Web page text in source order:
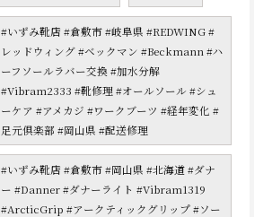
#いずみ靴店 #倉敷市 #岐阜県 #REDWING #
レッドウィング #ベックマン #Beckmann #ハ
ーフソールラバー交換 #加水分解
#Vibram2333 #靴修理 #オールソール #シュ
ーケア #アメカジ #ワークブーツ #経年変化 #
足元倶楽部 #岡山県 #配送修理
#いずみ靴店 #倉敷市 #岡山県 #北海道 #ダナ
ー #Danner #ダナーライト #Vibram1319
#ArcticGrip #アークティックグリップ #ソー